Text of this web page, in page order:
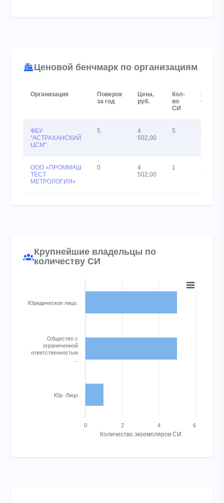
Ценовой бенчмарк по организациям
Организация
Поверок
за год
Цена,
руб.
Кол-
во
СИ
СИ
ФБУ
"АСТРАХАНСКИЙ
ЦСМ"
5
4
502,00
5 3
ООО «ПРОММАШ
ТЕСТ
МЕТРОЛОГИЯ»
0
4
502,00
1 3
Крупнейшие владельцы по
количеству СИ
View as data table, Chart
Количество экземпляров СИ
Юридическое лицо.
Общество с
ограниченной
ответственностью
Юр. Лицо
0 2 4 6